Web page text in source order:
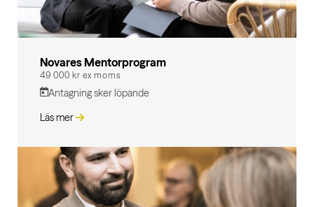
Novares Mentorprogram
49 000 kr ex moms
Antagning sker löpande
Läs mer